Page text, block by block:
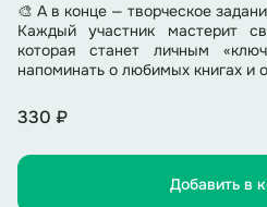
🎨 А в конце — творческое
Каждый участник мастерит
которая станет личным
напоминать о любимых книгах и
330 ₽
Добавить в